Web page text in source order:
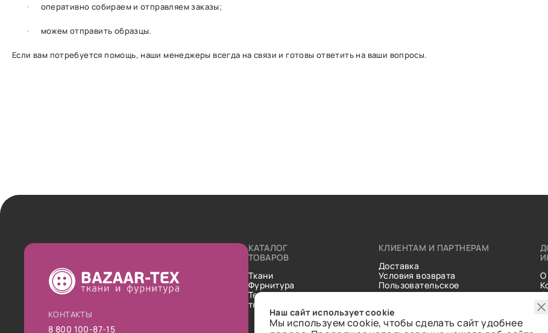
· оперативно собираем и отправляем заказы;
· можем отправить образцы.
Если вам потребуется помощь, наши менеджеры всегда на связи и готовы ответить на ваши вопросы.
КОНТАКТЫ
8 800 100-87-15
КАТАЛОГ
ТОВАРОВ
Ткани
Фурнитура
Технические
ткани
КЛИЕНТАМ И ПАРТНЕРАМ
Доставка
Условия возврата
Пользовательское
соглашение
Статьи
О
Наш сайт использует cookie
Мы используем cookie, чтобы сделать сайт удобнее